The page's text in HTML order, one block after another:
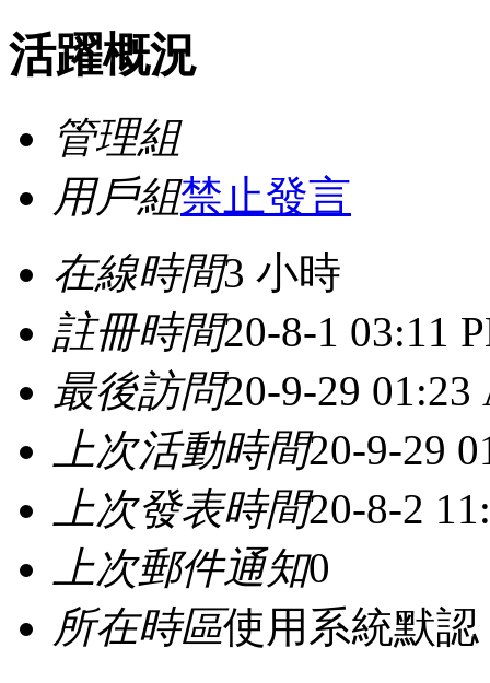
活躍概況
管理組
用戶組禁止發言
在線時間3 小時
註冊時間20-8-1 03:11
最後訪問20-9-29 01:23
上次活動時間20-9-29
上次發表時間20-8-2
上次郵件通知0
所在時區使用系統默認